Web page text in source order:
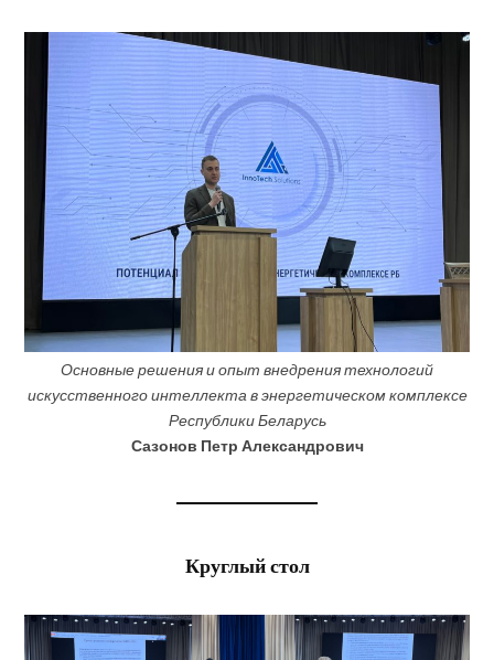
Основные решения и опыт внедрения технологий
искусственного интеллекта в энергетическом комплексе
Республики Беларусь
Сазонов Петр Александрович
Круглый стол